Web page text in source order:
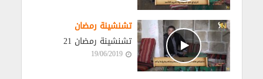
تشنشينة رمضان
تشنشينة رمضان 21
19/06/2019